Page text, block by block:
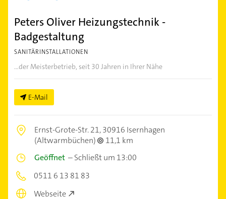
Peters Oliver Heizungstechnik -
Badgestaltung
SANITÄRINSTALLATIONEN
...der Meisterbetrieb, seit 30 Jahren in Ihrer Nähe
E-Mail
Ernst-Grote-Str. 21,30916 Isernhagen
(Altwarmbüchen)
11,1 km
Geöffnet –Schließt um 13:00
0511 6 13 81 83
Webseite